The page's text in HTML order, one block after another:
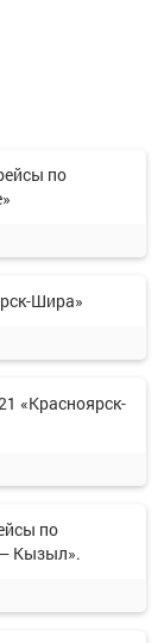
по
Шира»
«Красноярск-
по
Кызыл».